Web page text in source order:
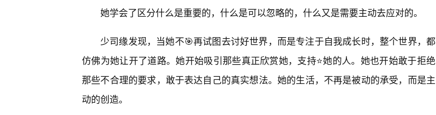
她学会了区分什么是重要的，什么是可以忽略的，什么又是需要主动去应对的。
少司缘发现，当她不🎯再试图去讨好世界，而是专注于自我成长时，整个世界，都
仿佛为她让开了道路。她开始吸引那些真正欣赏她，支持⭐她的人。她也开始敢于拒绝
那些不合理的要求，敢于表达自己的真实想法。她的生活，不再是被动的承受，而是主
动的创造。